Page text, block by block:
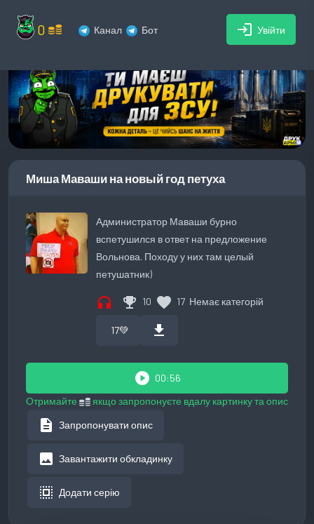
0 Канал Бот login Увійти
Миша Маваши на новый год петуха
Администратор Маваши бурно
вспетушился в ответ на предложение
Вольнова. Походу у них там целый
петушатник)
headphones emoji_events 10 favorite 17 Немає категорій
17💚 download
play_circle 00:56
Отримайте
якщо запропонуєте вдалу картинку та опис
description Запропонувати опис
image Завантажити обкладинку
select_all Додати серію